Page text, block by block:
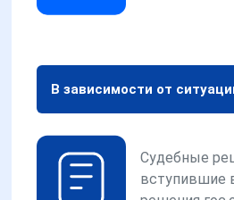
В зависимости от
Судебные
вступившие